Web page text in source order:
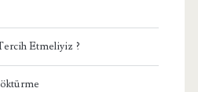
Etmeliyiz ?